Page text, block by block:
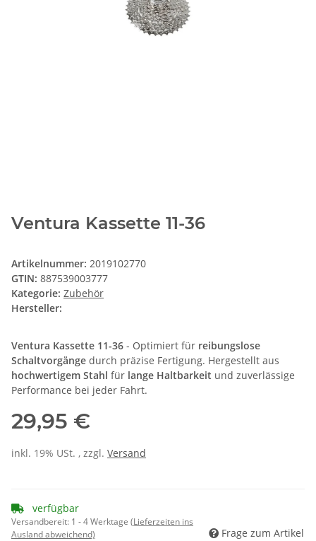
Ventura Kassette 11-36
Artikelnummer: 2019102770
GTIN: 887539003777
Kategorie: Zubehör
Hersteller:
Ventura Kassette 11-36 - Optimiert für reibungslose
Schaltvorgänge durch präzise Fertigung. Hergestellt aus
hochwertigem Stahl für lange Haltbarkeit und zuverlässige
Performance bei jeder Fahrt.
29,95 €
inkl. 19% USt. , zzgl. Versand
verfügbar
Versandbereit: 1 - 4 Werktage (Lieferzeiten ins
Ausland abweichend)
Frage zum Artikel